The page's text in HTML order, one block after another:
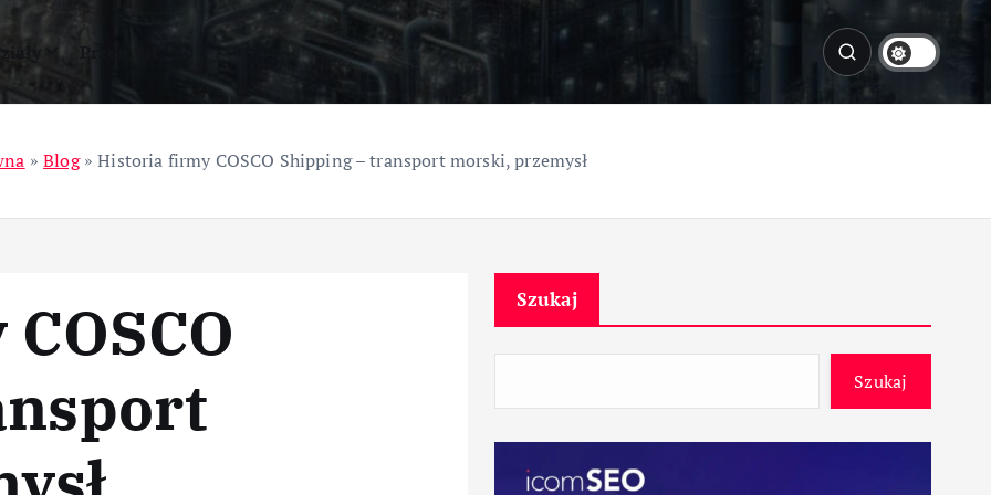
Przemysł
»Blog»Historia firmy COSCO Shipping – transport morski, przemysł
Szukaj
Szukaj